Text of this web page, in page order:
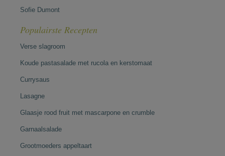
Sofie Dumont
Populairste Recepten
Verse slagroom
Koude pastasalade met rucola en kerstomaat
Currysaus
Lasagne
Glaasje rood fruit met mascarpone en crumble
Garnaalsalade
Grootmoeders appeltaart